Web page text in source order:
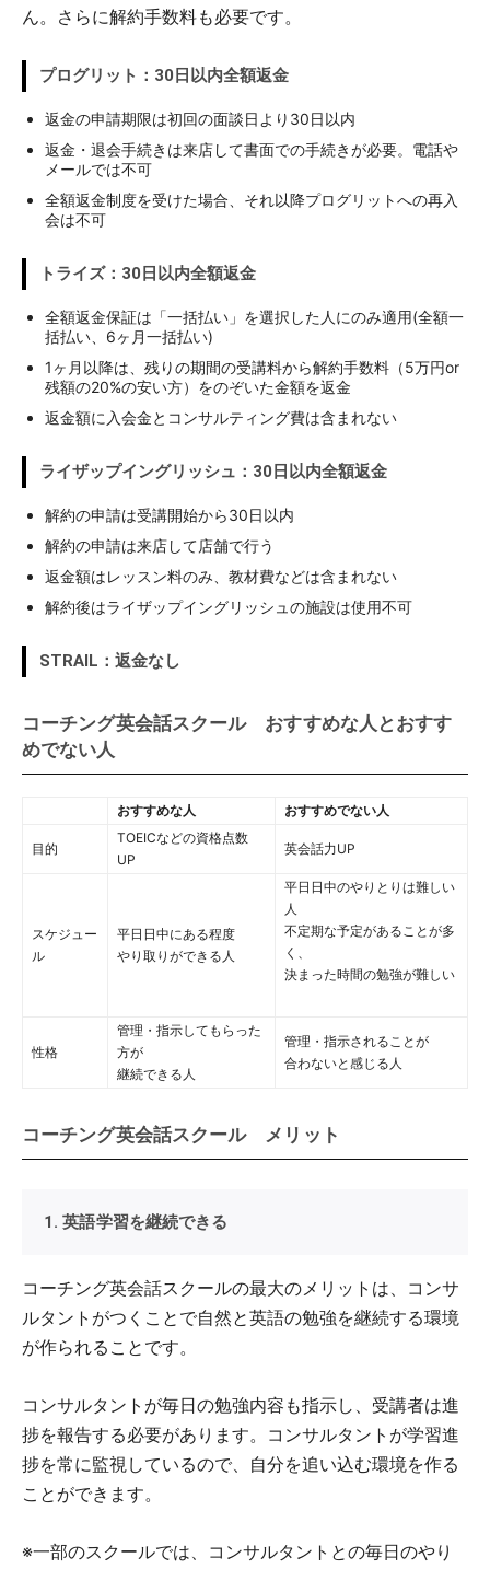
ん。さらに解約手数料も必要です。
プログリット：30日以内全額返金
返金の申請期限は初回の面談日より30日以内
返金・退会手続きは来店して書面での手続きが必要。電話や
メールでは不可
全額返金制度を受けた場合、それ以降プログリットへの再入
会は不可
トライズ：30日以内全額返金
全額返金保証は「一括払い」を選択した人にのみ適用(全額一
括払い、6ヶ月一括払い)
1ヶ月以降は、残りの期間の受講料から解約手数料（5万円or
残額の20%の安い方）をのぞいた金額を返金
返金額に入会金とコンサルティング費は含まれない
ライザップイングリッシュ：30日以内全額返金
解約の申請は受講開始から30日以内
解約の申請は来店して店舗で行う
返金額はレッスン料のみ、教材費などは含まれない
解約後はライザップイングリッシュの施設は使用不可
STRAIL：返金なし
コーチング英会話スクール おすすめな人とおすす
めでない人
おすすめな人 おすすめでない人
目的
TOEICなどの資格点数
UP
英会話力UP
スケジュー
ル
平日日中にある程度
やり取りができる人
平日日中のやりとりは難しい
人
不定期な予定があることが多
く、
決まった時間の勉強が難しい
性格
管理・指示してもらった
方が
継続できる人
管理・指示されることが
合わないと感じる人
コーチング英会話スクール メリット
1. 英語学習を継続できる
コーチング英会話スクールの最大のメリットは、コンサ
ルタントがつくことで自然と英語の勉強を継続する環境
が作られることです。
コンサルタントが毎日の勉強内容も指示し、受講者は進
捗を報告する必要があります。コンサルタントが学習進
捗を常に監視しているので、自分を追い込む環境を作る
ことができます。
※一部のスクールでは、コンサルタントとの毎日のやり